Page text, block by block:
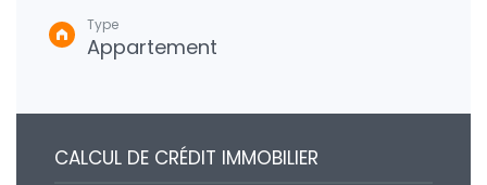
Type
Appartement
CALCUL DE CRÉDIT IMMOBILIER